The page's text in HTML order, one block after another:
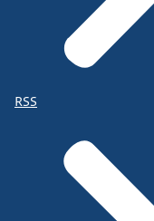
RSS